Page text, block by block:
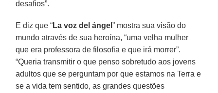
desafios”.
E diz que “La voz del ángel” mostra sua visão do
mundo através de sua heroína, “uma velha mulher
que era professora de filosofia e que irá morrer”.
“Queria transmitir o que penso sobretudo aos jovens
adultos que se perguntam por que estamos na Terra e
se a vida tem sentido, as grandes questões